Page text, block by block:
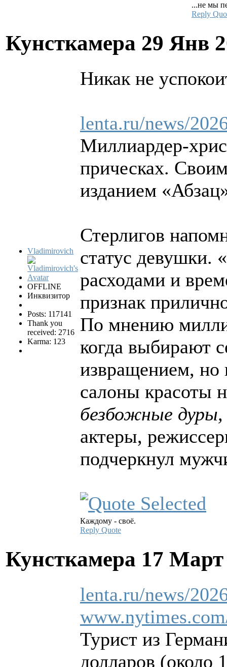
...не мы
Reply
Кунсткамера 29 Янв
Vladimirovich
OFFLINE
Инквизитор
Posts: 117141
Thank you
received: 2716
Karma: 123
Никак не
lenta.ru/news/
Миллиардер-
прическах.
изданием
Стерлигов
статус девушки.
расходами и
признак
По мнению
когда выбирают
извращением, но
салоны красоты
безбожные дуры,
актеры,
подчеркнул
Каждому - своё.
Reply Quote
Кунсткамера 17
lenta.ru/news/
Турист из
долларов (около